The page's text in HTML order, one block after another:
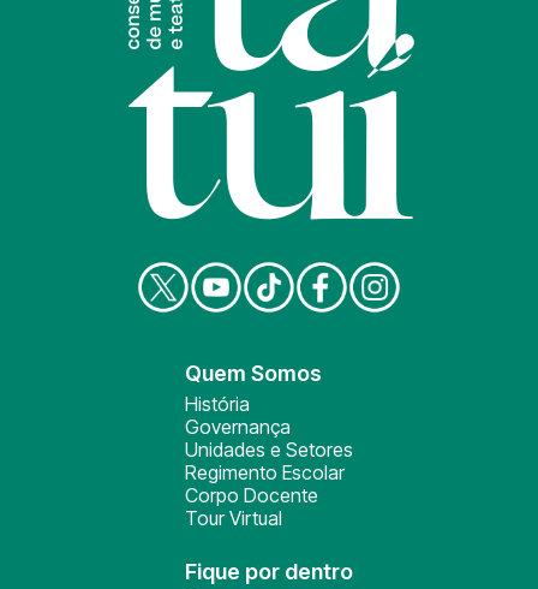
Quem Somos
História
Governança
Unidades e Setores
Regimento Escolar
Corpo Docente
Tour Virtual
Fique por dentro